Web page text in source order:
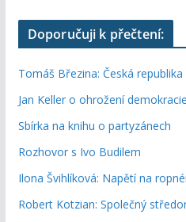
Doporučuji k přečtení:
Tomáš Březina: Česká republika
Jan Keller o ohrožení demokracie
Sbírka na knihu o partyzánech
Rozhovor s Ivo Budilem
Ilona Švihlíková: Napětí na
Robert Kotzian: Společný